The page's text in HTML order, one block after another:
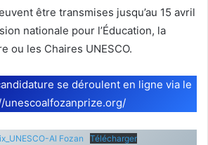
être transmises jusqu’au 15 avril
nationale pour l’Éducation, la
ou les Chaires UNESCO.
se déroulent en ligne via le
unescoalfozanprize.org/
Al Fozan Télécharger